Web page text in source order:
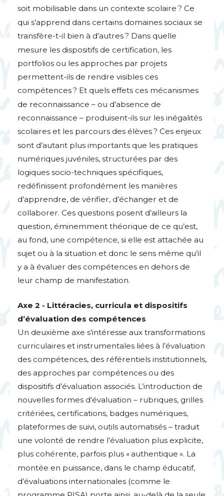
soit mobilisable dans un contexte scolaire ? Ce
qui s’apprend dans certains domaines sociaux se
transfère-t-il bien à d’autres? Dans quelle
mesure les dispositifs de certification, les
portfolios ou les approches par projets
permettent-ils de rendre visibles ces
compétences? Et quels effets ces mécanismes
de reconnaissance – ou d’absence de
reconnaissance – produisent-ils sur les inégalités
scolaires et les parcours des élèves? Ces enjeux
sont d’autant plus importants que les pratiques
numériques juvéniles, structurées par des
logiques socio-techniques spécifiques,
redéfinissent profondément les manières
d’apprendre, de vérifier, d’échanger et de
collaborer. Ces questions posent d’ailleurs la
question, éminemment théorique de ce qu’est,
au fond, une compétence, si elle est attachée au
sujet ou à la situation et donc le sens même qu’il
y a à évaluer des compétences en dehors de
leur champ de manifestation.
Axe 2 - Littéracies, curricula et dispositifs
d’évaluation des compétences
Un deuxième axe s’intéresse aux transformations
curriculaires et instrumentales liées à l’évaluation
des compétences, des référentiels institutionnels,
des approches par compétences ou des
dispositifs d’évaluation associés. L’introduction de
nouvelles formes d’évaluation – rubriques, grilles
critériées, certifications, badges numériques,
plateformes de suivi, outils automatisés – traduit
une volonté de rendre l’évaluation plus explicite,
plus cohérente, parfois plus «authentique ». La
montée en puissance, dans le champ éducatif,
d’évaluations internationales (comme le